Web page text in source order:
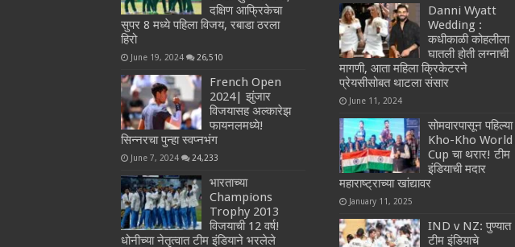
दक्षिण आफ्रिकेचा
सुपर 8 मध्ये पहिला विजय, रबाडा ठरला
हिरो
June 19, 2024 26,510
French Open
2024| झुंजार
विजयासह अल्कारेझ
फायनलमध्ये!
सिन्नरचा पुन्हा स्वप्नभंग
June 7, 2024 24,233
भारताच्या
Champions
Trophy 2013
विजयाची 12 वर्ष!
धोनीच्या नेतृत्वात टीम इंडियाने भरलेले
Danni Wyatt
Wedding :
कधीकाळी कोहलीला
घातली होती लग्नाची
मागणी, आता महिला क्रिकेटरने
प्रेयसीसोबत थाटला संसार
June 11, 2024
सोमवारपासून पहिल्या
Kho-Kho World
Cup चा थरार! टीम
इंडियाची मदार
महाराष्ट्राच्या खांद्यावर
January 11, 2025
IND v NZ: पुण्यात
टीम इंडियाचे